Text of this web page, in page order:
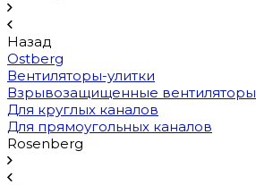
Назад
Ostberg
Вентиляторы-улитки
Взрывозащищенные вентиляторы
Для круглых каналов
Для прямоугольных каналов
Rosenberg